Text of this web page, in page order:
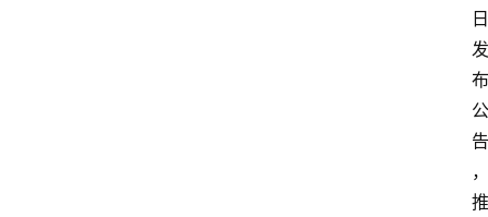
日
发
布
公
告
，
推